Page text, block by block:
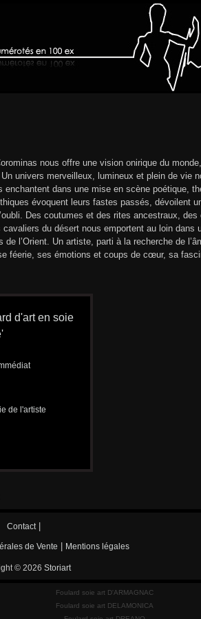
nous offre une vision onirique du
univers merveilleux, lumineux et plein de vie
enchantent dans une mise en scène poétique,
évoquent leurs fastes passés, dévoilent
Des coutumes et des rites ancestraux,
du désert nous emportent au loin dans
de l’Orient. Un artiste, parti à la recherche de
féerie, ses émotions et coups de cœur, sa
d'art en soie
Contact|
de Vente Mentions légales
© 2026 Storiart
Foulard soie art D'ARMAGNAC
Foulard soie art DELAMONICA